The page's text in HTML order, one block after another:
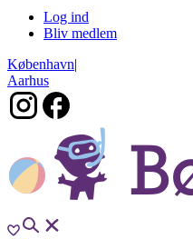
Log ind
Bliv medlem
København|
Aarhus